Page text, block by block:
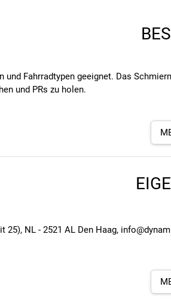
und Fahrradtypen geeignet. Das
und PRs zu holen.
dem Anhaften von Schmutz
25), NL - 2521 AL Den Haag,